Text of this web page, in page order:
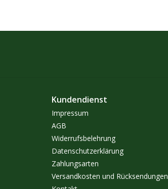
Kundendienst
Impressum
AGB
Widerrufsbelehrung
Datenschutzerklärung
Zahlungsarten
Versandkosten und Rücksendungen